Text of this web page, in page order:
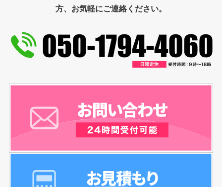
方、お気軽にご連絡ください。